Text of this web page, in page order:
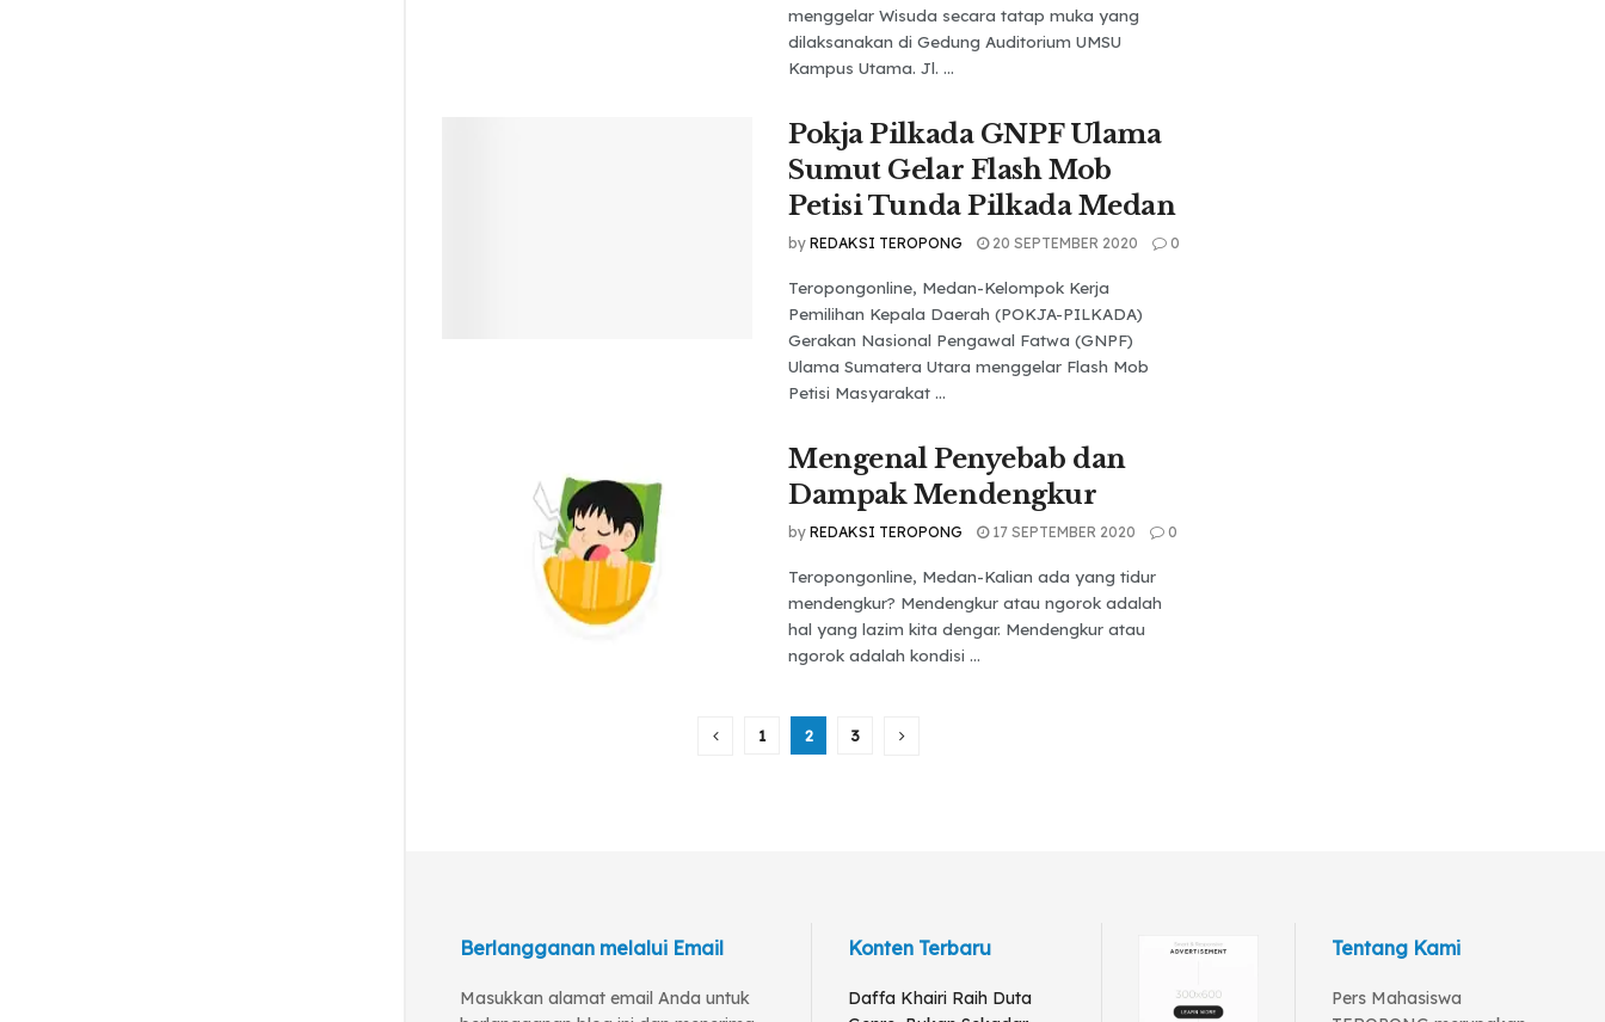
menggelar Wisuda secara tatap muka yang
dilaksanakan di Gedung Auditorium UMSU
Kampus Utama. Jl. ...
Pokja Pilkada GNPF Ulama
Sumut Gelar Flash Mob
Petisi Tunda Pilkada Medan
by REDAKSI TEROPONG 20 SEPTEMBER 2020 0
Teropongonline, Medan-Kelompok Kerja
Pemilihan Kepala Daerah (POKJA-PILKADA)
Gerakan Nasional Pengawal Fatwa (GNPF)
Ulama Sumatera Utara menggelar Flash Mob
Petisi Masyarakat ...
Mengenal Penyebab dan
Dampak Mendengkur
by REDAKSI TEROPONG 17 SEPTEMBER 2020 0
Teropongonline, Medan-Kalian ada yang tidur
mendengkur? Mendengkur atau ngorok adalah
hal yang lazim kita dengar. Mendengkur atau
ngorok adalah kondisi ...
1 2 3
Berlangganan melalui Email
Masukkan alamat email Anda untuk
Konten Terbaru
Daffa Khairi Raih Duta
Tentang Kami
Pers Mahasiswa